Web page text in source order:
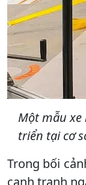
Một mẫu xe
triển tại cơ
Trong bối
cạnh tranh